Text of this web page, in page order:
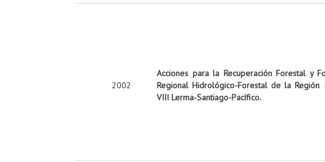
2002
Acciones para la Recuperación Forestal y
Regional Hidrológico-Forestal de la
VIII Lerma-Santiago-Pacífico.